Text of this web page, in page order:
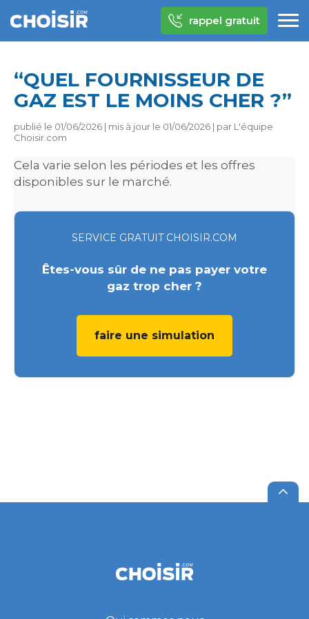
rappel gratuit
“QUEL FOURNISSEUR DE
GAZ EST LE MOINS CHER ?”
publié le 01/06/2026 | mis à jour le 01/06/2026 | par L'équipe
Choisir.com
Cela varie selon les périodes et les offres
disponibles sur le marché.
SERVICE GRATUIT CHOISIR.COM
Êtes-vous sûr de ne pas payer votre
gaz trop cher ?
faire une simulation